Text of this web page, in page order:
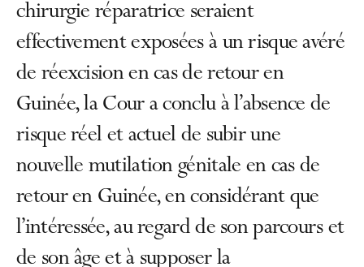
chirurgie réparatrice seraient
effectivement exposées à un risque avéré
de réexcision en cas de retour en
Guinée, la Cour a conclu à l’absence de
risque réel et actuel de subir une
nouvelle mutilation génitale en cas de
retour en Guinée, en considérant que
l’intéressée, au regard de son parcours et
de son âge et à supposer la